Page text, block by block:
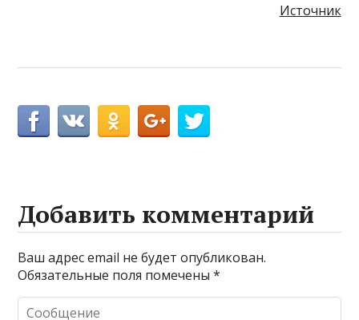
Источник
Добавить комментарий
Ваш адрес email не будет опубликован.
Обязательные поля помечены*